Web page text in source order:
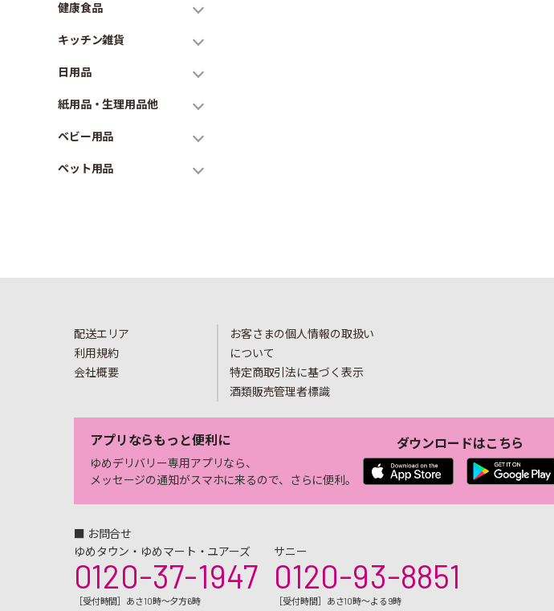
健康食品
キッチン雑貨
日用品
紙用品・生理用品他
ベビー用品
ペット用品
配送エリア
利用規約
会社概要
お客さまの個人情報の取扱い
について
特定商取引法に基づく表示
酒類販売管理者標識
アプリならもっと便利に
ゆめデリバリー専用アプリなら、
メッセージの通知がスマホに来るので、さらに便利。
ダウンロードはこちら
■ お問合せ
ゆめタウン・ゆめマート・ユアーズ
0120-37-1947
［受付時間］あさ10時～夕方6時
サニー
0120-93-8851
［受付時間］あさ10時～よる9時